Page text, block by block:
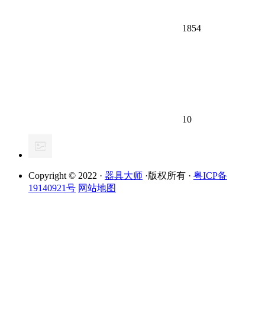
1854
10
Copyright © 2022 · 器具大师 ·版权所有 · 粤ICP备
19140921号 网站地图